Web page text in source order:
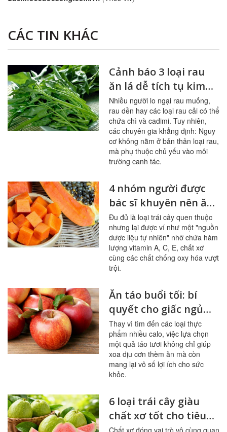
CÁC TIN KHÁC
Cảnh báo 3 loại rau
ăn lá dễ tích tụ kim
loại nặng
Nhiều người lo ngại rau muống,
rau dền hay các loại rau cải có thể
chứa chì và cadimi. Tuy nhiên,
các chuyên gia khẳng định: Nguy
cơ không nằm ở bản thân loại rau,
mà phụ thuộc chủ yếu vào môi
trường canh tác.
4 nhóm người được
bác sĩ khuyên nên ăn
đu đủ thường xuyên
Đu đủ là loại trái cây quen thuộc
nhưng lại được ví như một "nguồn
dược liệu tự nhiên" nhờ chứa hàm
lượng vitamin A, C, E, chất xơ
cùng các chất chống oxy hóa vượt
trội.
Ăn táo buổi tối: bí
quyết cho giấc ngủ
ngon, hệ tiêu hóa
khỏe mạnh
Thay vì tìm đến các loại thực
phẩm nhiều calo, việc lựa chọn
một quả táo tươi không chỉ giúp
xoa dịu cơn thèm ăn mà còn
mang lại vô số lợi ích cho sức
khỏe.
6 loại trái cây giàu
chất xơ tốt cho tiêu
Chất xơ đóng vai trò vô cùng quan